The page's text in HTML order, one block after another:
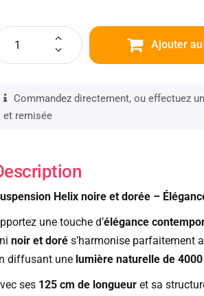
Ajouter
Commandez directement, ou effectuez
et remisée
Helix noire et dorée –
une touche d’élégance
noir et dorés’harmonise parfaitement
diffusant une lumière naturelle de 4000
ses 125 cm de longueuret sa